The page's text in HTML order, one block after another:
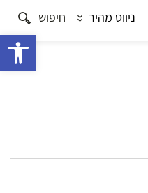
ניווט מהיר חיפוש